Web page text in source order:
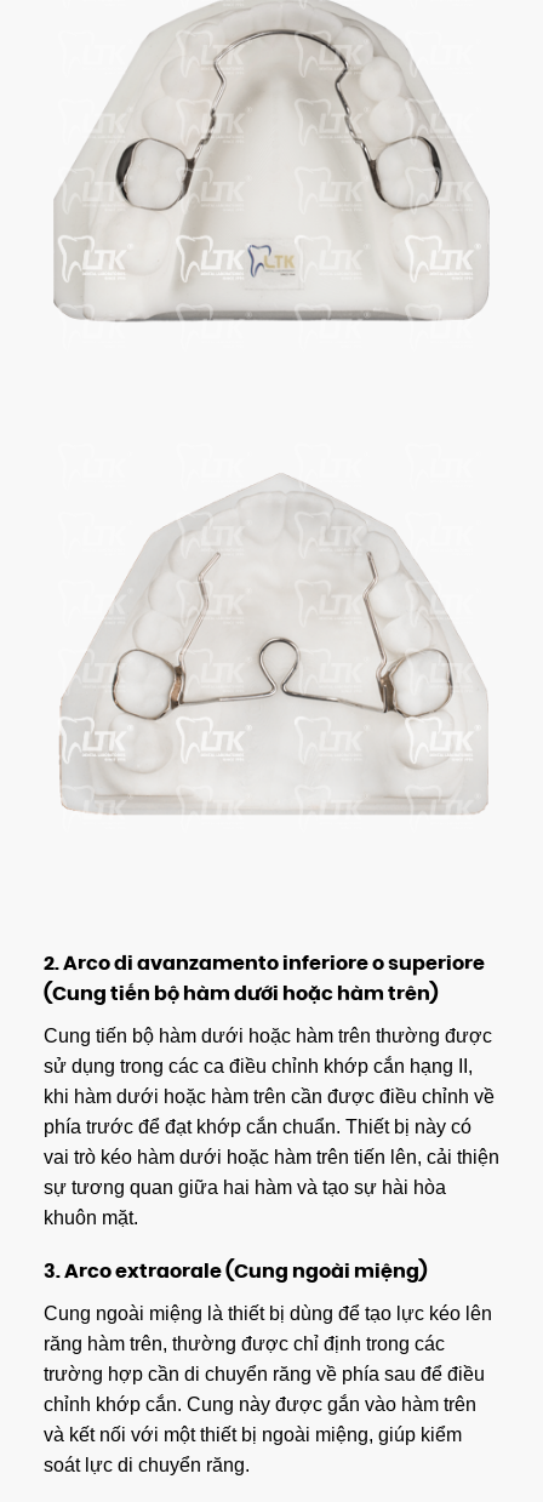
2.Arco di avanzamento inferiore o superiore
(Cung tiến bộ hàm dưới hoặc hàm trên)
Cung tiến bộ hàm dưới hoặc hàm trên thường được
sử dụng trong các ca điều chỉnh khớp cắn hạng II,
khi hàm dưới hoặc hàm trên cần được điều chỉnh về
phía trước để đạt khớp cắn chuẩn. Thiết bị này có
vai trò kéo hàm dưới hoặc hàm trên tiến lên, cải thiện
sự tương quan giữa hai hàm và tạo sự hài hòa
khuôn mặt.
3.Arco extraorale (Cung ngoài miệng)
Cung ngoài miệng là thiết bị dùng để tạo lực kéo lên
răng hàm trên, thường được chỉ định trong các
trường hợp cần di chuyển răng về phía sau để điều
chỉnh khớp cắn. Cung này được gắn vào hàm trên
và kết nối với một thiết bị ngoài miệng, giúp kiểm
soát lực di chuyển răng.